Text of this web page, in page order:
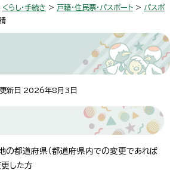
くらし・手続き > 戸籍・住民票・パスポート > パスポ
新日 2026年8月3日
の都道府県（都道府県内での変更であれば
更した方